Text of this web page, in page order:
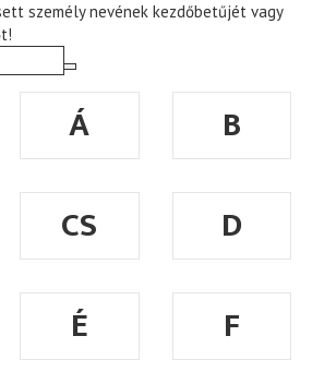
személy nevének kezdőbetűjét vagy
Á
B
CS
D
É
F